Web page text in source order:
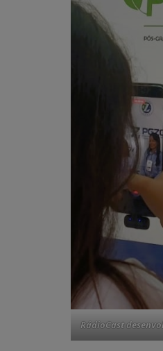
RádioCast